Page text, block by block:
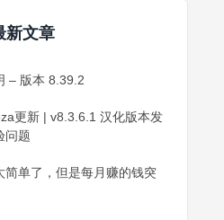
新文章
– 版本 8.39.2
更新 | v8.3.6.1 汉化版本发
问题
简单了，但是每月赚的钱突